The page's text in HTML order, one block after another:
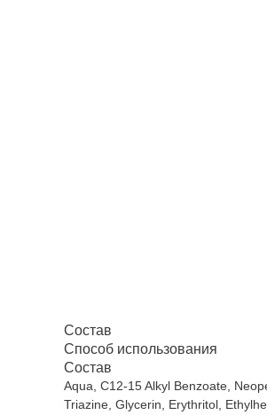
Состав
Способ использования
Состав
Aqua, C12-15 Alkyl Benzoate,
Triazine, Glycerin, Erythritol,